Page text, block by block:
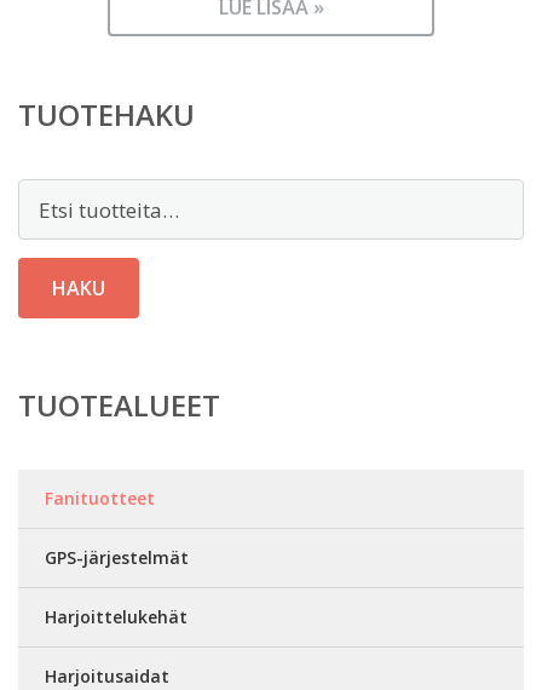
LUE LISÄÄ »
TUOTEHAKU
HAKU
TUOTEALUEET
Fanituotteet
GPS-järjestelmät
Harjoittelukehät
Harjoitusaidat